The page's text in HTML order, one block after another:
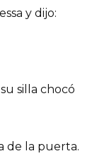
y dijo:
silla chocó
de la puerta.